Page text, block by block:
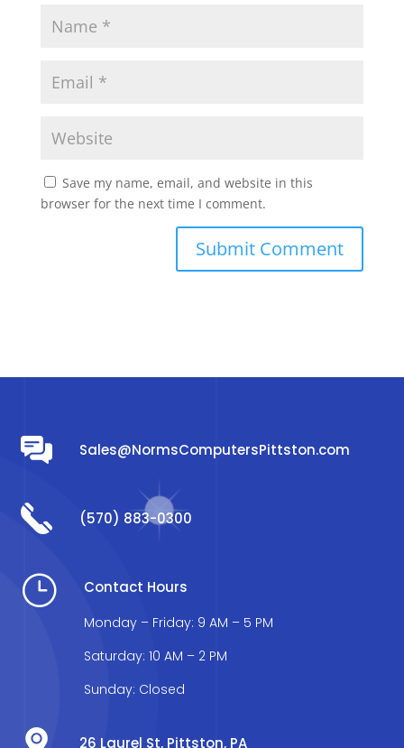
Save my name, email, and website in this
browser for the next time I comment.
Sales@NormsComputersPittston.com
(570) 883-0300
} Contact Hours
Monday – Friday: 9 AM – 5 PM
Saturday: 10 AM – 2 PM
Sunday: Closed
26 Laurel St, Pittston, PA